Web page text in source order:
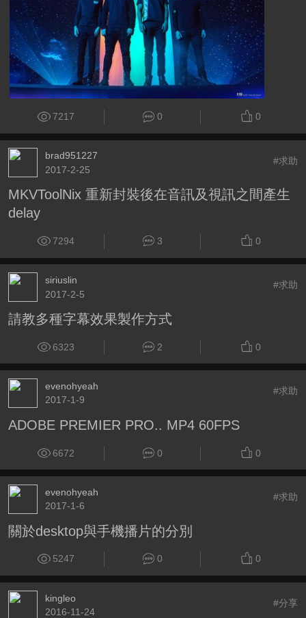
7217 0 0
brad951227
2017-2-25
#求助
MKVToolNix 重新封裝後在音訊及視訊之間產生
delay
7294 3 0
siriuslin
2017-2-5
#求助
請教多種字幕效果製作方式
6323 2 0
evenohyeah
2017-1-9
#求助
ADOBE PREMIER PRO.. MP4 60FPS
6672 0 0
evenohyeah
2017-1-6
#求助
關於desktop與手機播片的分別
5247 0 0
kingleo
2016-11-24
#分享